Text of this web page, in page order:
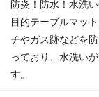
防炎！防水！水洗
目的テーブルマッ
チやガス跡などを
っており、水洗い
す。